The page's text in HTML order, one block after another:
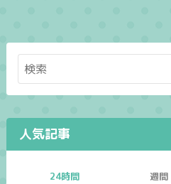
人気記事
24時間 週間